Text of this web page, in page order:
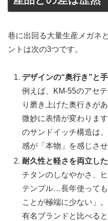
巷に出回る大量生産メガネ
ントは次の3つです。
デザインの“奥行き”と
例えば、KM-55のアセ
り磨き上げた奥行きが
微妙に表情が変わりま
のサンドイッチ構造は
感が「本物」を感じさせ
耐久性と軽さを両立し
チタンのしなやかさ、
テンプル…長年使って
ことが極端に少ない」
有名ブランドと比べる